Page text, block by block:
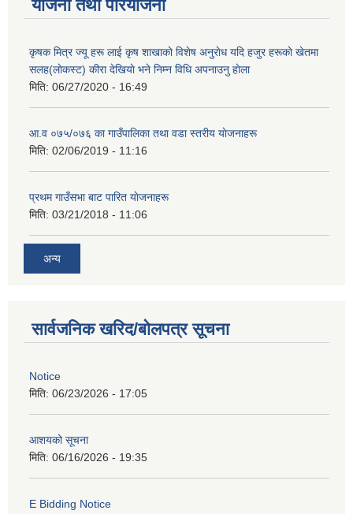
योजना तथा परियोजना
कृषक मित्र ज्यू हरू लाई कृष शाखाकाे विशेष अनुराेध यदि हजुर हरूकाे खेतमा
सलह(लाेकस्ट) कीरा देखियाे भने निम्न विधि अपनाउनु हाेला
मिति: 06/27/2020 - 16:49
आ‍.व ०७५/०७६ का गाउँपालिका तथा वडा स्तरीय याेजनाहरू
मिति: 02/06/2019 - 11:16
प्रथम गाउँसभा बाट पारित याेजनाहरू
मिति: 03/21/2018 - 11:06
अन्य
सार्वजनिक खरिद/बोलपत्र सूचना
Notice
मिति: 06/23/2026 - 17:05
आशयको सूचना
मिति: 06/16/2026 - 19:35
E Bidding Notice